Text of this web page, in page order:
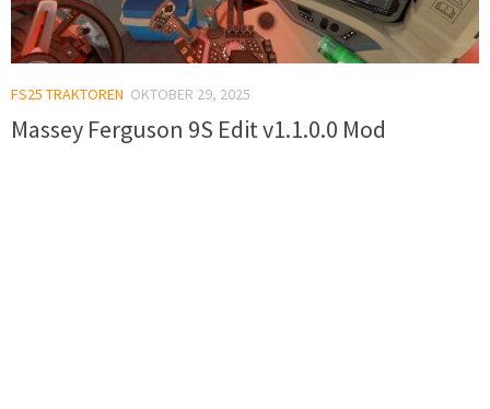
FS25 TRAKTOREN OKTOBER 29, 2025
Massey Ferguson 9S Edit v1.1.0.0 Mod